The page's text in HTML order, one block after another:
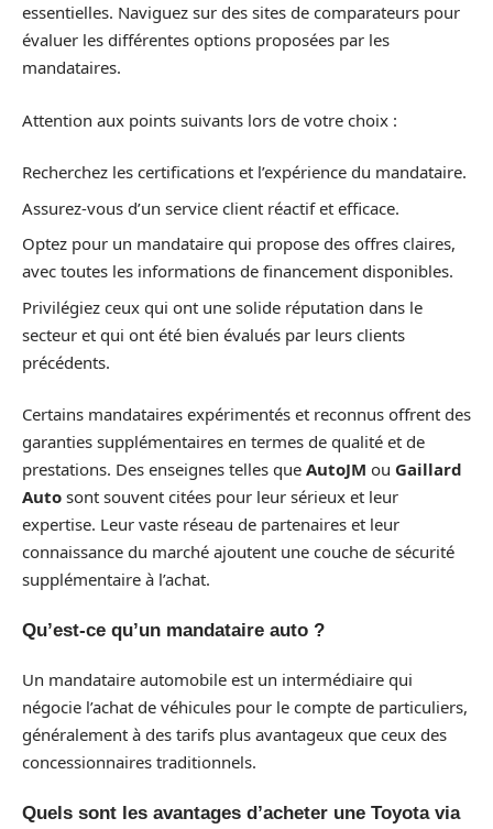
essentielles. Naviguez sur des sites de comparateurs pour
évaluer les différentes options proposées par les
mandataires.
Attention aux points suivants lors de votre choix :
Recherchez les certifications et l’expérience du mandataire.
Assurez-vous d’un service client réactif et efficace.
Optez pour un mandataire qui propose des offres claires,
avec toutes les informations de financement disponibles.
Privilégiez ceux qui ont une solide réputation dans le
secteur et qui ont été bien évalués par leurs clients
précédents.
Certains mandataires expérimentés et reconnus offrent des
garanties supplémentaires en termes de qualité et de
prestations. Des enseignes telles que AutoJM ou Gaillard
Auto sont souvent citées pour leur sérieux et leur
expertise. Leur vaste réseau de partenaires et leur
connaissance du marché ajoutent une couche de sécurité
supplémentaire à l’achat.
Qu’est-ce qu’un mandataire auto ?
Un mandataire automobile est un intermédiaire qui
négocie l’achat de véhicules pour le compte de particuliers,
généralement à des tarifs plus avantageux que ceux des
concessionnaires traditionnels.
Quels sont les avantages d’acheter une Toyota via